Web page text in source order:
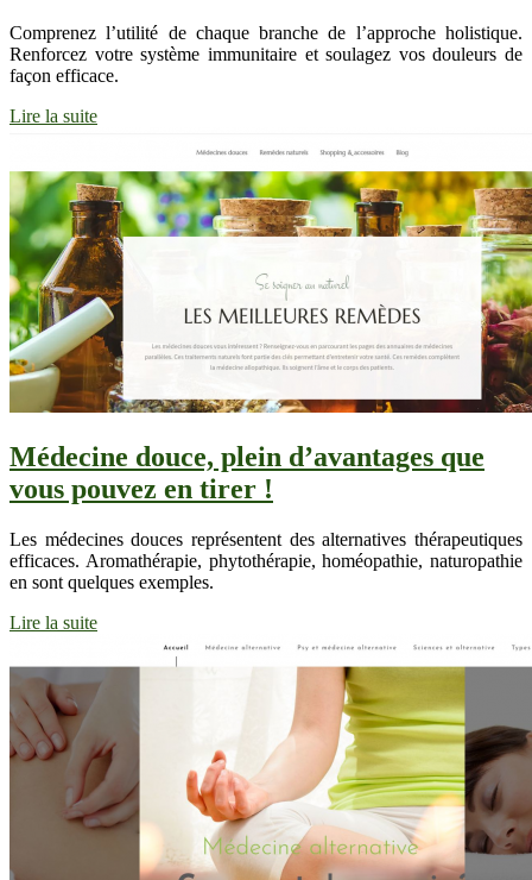
Comprenez l’utilité de chaque branche de l’approche holistique.
Renforcez votre système immunitaire et soulagez vos douleurs de
façon efficace.
Lire la suite
Médecine douce, plein d’avantages que
vous pouvez en tirer !
Les médecines douces représentent des alternatives thérapeutiques
efficaces. Aromathérapie, phytothérapie, homéopathie, naturopathie
en sont quelques exemples.
Lire la suite